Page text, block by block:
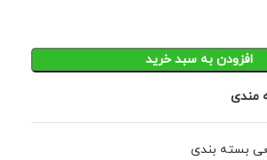
افزودن به سبد خرید
مندی
بسته بندی